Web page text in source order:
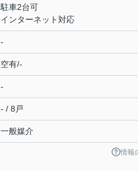
駐車2台可
インターネット対応
-
空有/-
-
- / 8戸
一般媒介
情報